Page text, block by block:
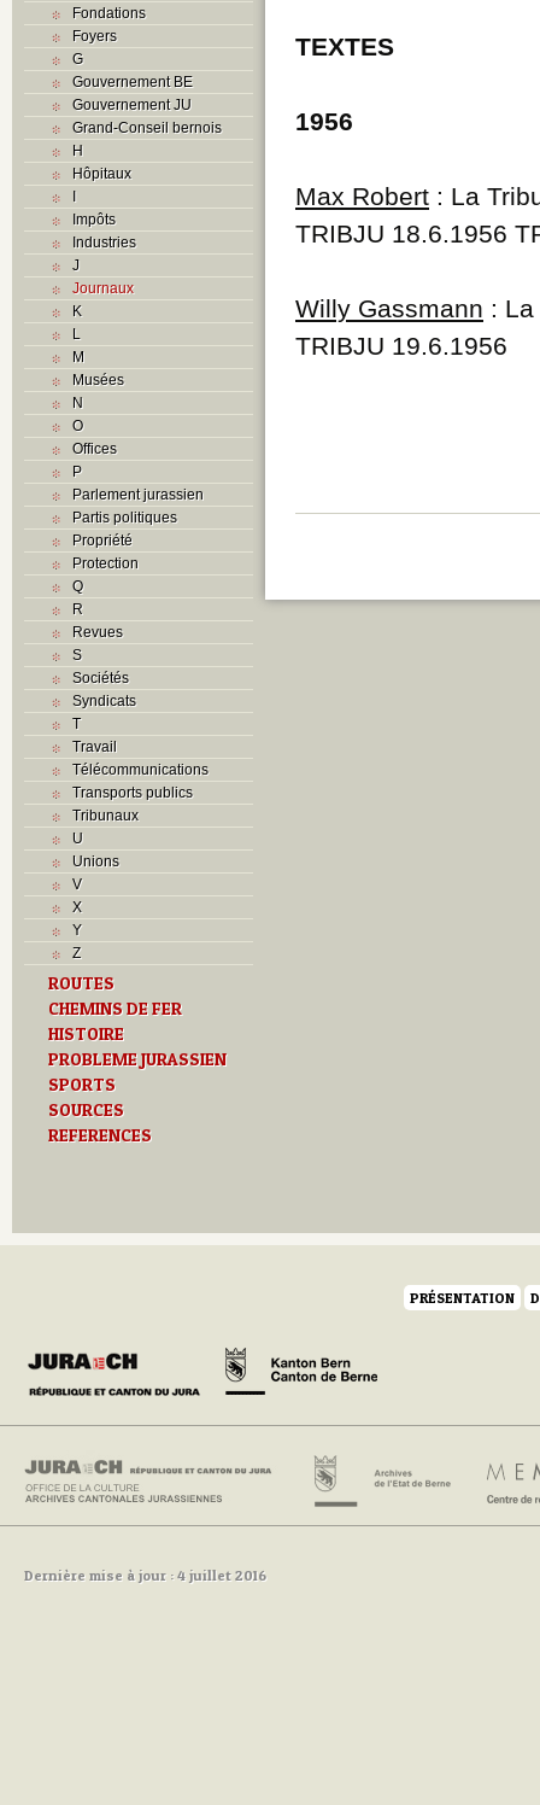
Fondations
Foyers
G
Gouvernement BE
Gouvernement JU
Grand-Conseil bernois
H
Hôpitaux
I
Impôts
Industries
J
Journaux
K
L
M
Musées
N
O
Offices
P
Parlement jurassien
Partis politiques
Propriété
Protection
Q
R
Revues
S
Sociétés
Syndicats
T
Travail
Télécommunications
Transports publics
Tribunaux
U
Unions
V
X
Y
Z
ROUTES
CHEMINS DE FER
HISTOIRE
PROBLEME JURASSIEN
SPORTS
SOURCES
REFERENCES
TEXTES
1956
Max Robert : La
TRIBJU 18.6.1956
Willy Gassmann :
TRIBJU 19.6.1956
PRÉSENTATION
Dernière mise à jour : 4 juillet 2016